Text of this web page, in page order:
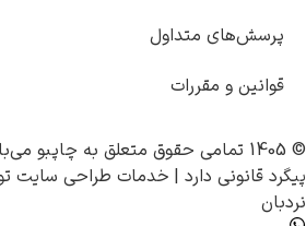
متداول
و مقررات
چاپبومی‌باشد
قانونی دارد |خدمات طراحی سایت